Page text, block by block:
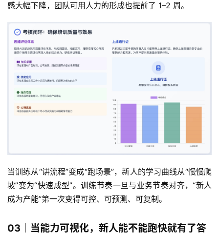
感大幅下降，团队可用人力的形成也提前了 1–2 周。
当训练从“讲流程”变成“跑场景”，新人的学习曲线从“慢慢爬
坡”变为“快速成型”。训练节奏一旦与业务节奏对齐，“新人
成为产能”第一次变得可控、可预测、可复制。
03｜当能力可视化，新人能不能跑快就有了答